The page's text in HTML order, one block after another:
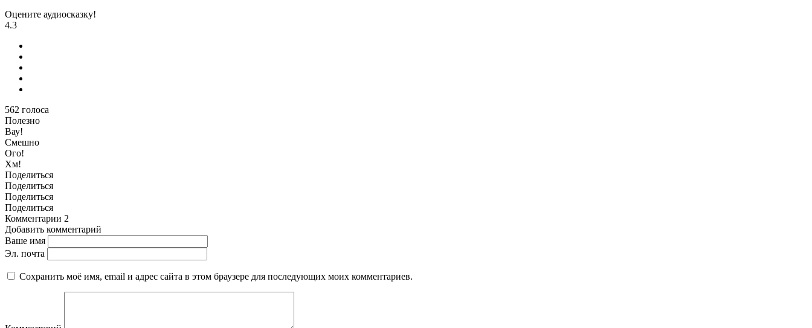
Оцените аудиосказку!
4.3
562 голоса
Полезно
Вау!
Смешно
Ого!
Хм!
Поделиться
Поделиться
Поделиться
Поделиться
Комментарии 2
Добавить комментарий
Ваше имя
Эл. почта
Сохранить моё имя, email и адрес сайта в этом браузере для последующих моих комментариев.